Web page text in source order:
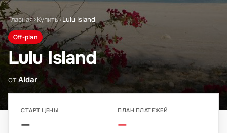
Главная›Купить›Lulu Island
Off-plan
Lulu Island
отAldar
СТАРТ ЦЕНЫ
—
ПЛАН ПЛАТЕЖЕЙ
—